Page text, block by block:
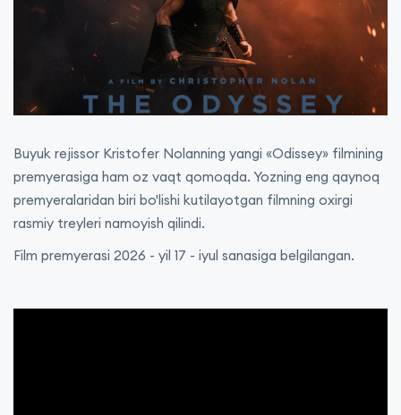
Buyuk rejissor Kristofer Nolanning yangi «Odissey» filmining
premyerasiga ham oz vaqt qomoqda. Yozning eng qaynoq
premyeralaridan biri bo'lishi kutilayotgan filmning oxirgi
rasmiy treyleri namoyish qilindi.
Film premyerasi 2026 - yil 17 - iyul sanasiga belgilangan.